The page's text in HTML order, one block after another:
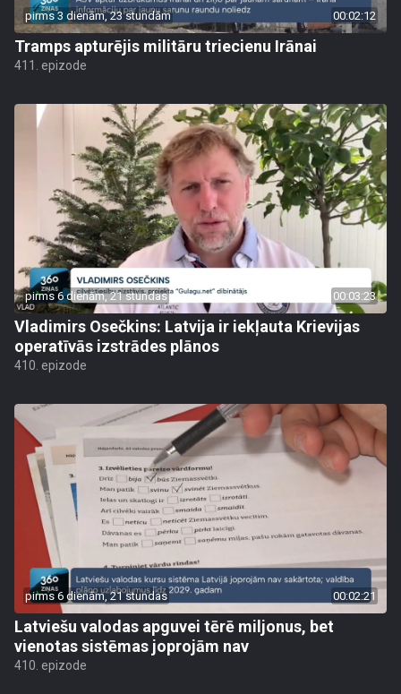
pirms 3 dienām, 23 stundām 00:02:12
Tramps apturējis militāru triecienu Irānai
411. epizode
pirms 6 dienām, 21 stundas 00:03:23
Vladimirs Osečkins: Latvija ir iekļauta Krievijas
operatīvās izstrādes plānos
410. epizode
pirms 6 dienām, 21 stundas 00:02:21
Latviešu valodas apguvei tērē miljonus, bet
vienotas sistēmas joprojām nav
410. epizode